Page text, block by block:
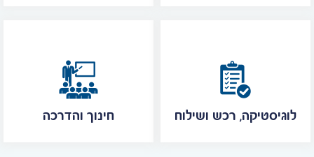
חינוך והדרכה לוגיסטיקה, רכש ושילוח